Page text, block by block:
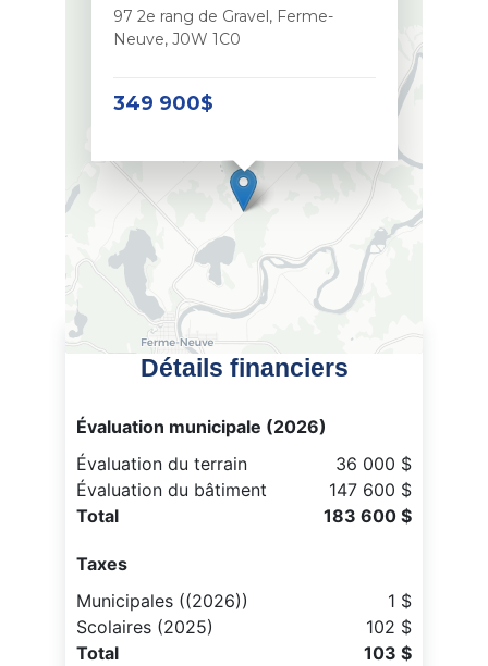
97 2e rang de Gravel, Ferme-
Neuve, J0W 1C0
349 900$
Détails financiers
Évaluation municipale (2026)
Évaluation du terrain
36 000 $
Évaluation du bâtiment
147 600 $
Total
183 600 $
Taxes
Municipales ((2026))
1 $
Scolaires (2025)
102 $
Total
103 $